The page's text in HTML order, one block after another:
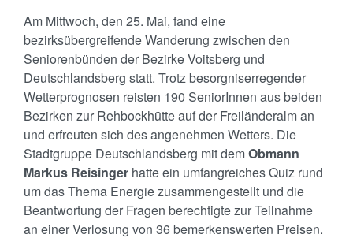
Am Mittwoch, den 25. Mai, fand eine
bezirksübergreifende Wanderung zwischen den
Seniorenbünden der Bezirke Voitsberg und
Deutschlandsberg statt. Trotz besorgniserregender
Wetterprognosen reisten 190 SeniorInnen aus beiden
Bezirken zur Rehbockhütte auf der Freiländeralm an
und erfreuten sich des angenehmen Wetters. Die
Stadtgruppe Deutschlandsberg mit demObmann
Markus Reisinger hatte ein umfangreiches Quiz rund
um das Thema Energie zusammengestellt und die
Beantwortung der Fragen berechtigte zur Teilnahme
an einer Verlosung von 36 bemerkenswerten Preisen.